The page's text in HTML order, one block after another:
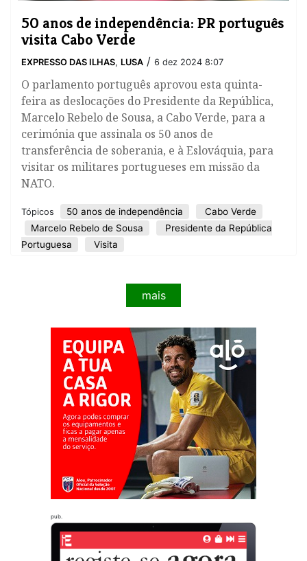
50 anos de independência: PR português
visita Cabo Verde
EXPRESSO DAS ILHAS, LUSA / 6 dez 2024 8:07
O parlamento português aprovou esta quinta-
feira as deslocações do Presidente da República,
Marcelo Rebelo de Sousa, a Cabo Verde, para a
cerimónia que assinala os 50 anos de
transferência de soberania, e à Eslováquia, para
visitar os militares portugueses em missão da
NATO.
Tópicos 50 anos de independência
Cabo Verde
Marcelo Rebelo de Sousa
Presidente da República
Portuguesa
Visita
mais
pub.